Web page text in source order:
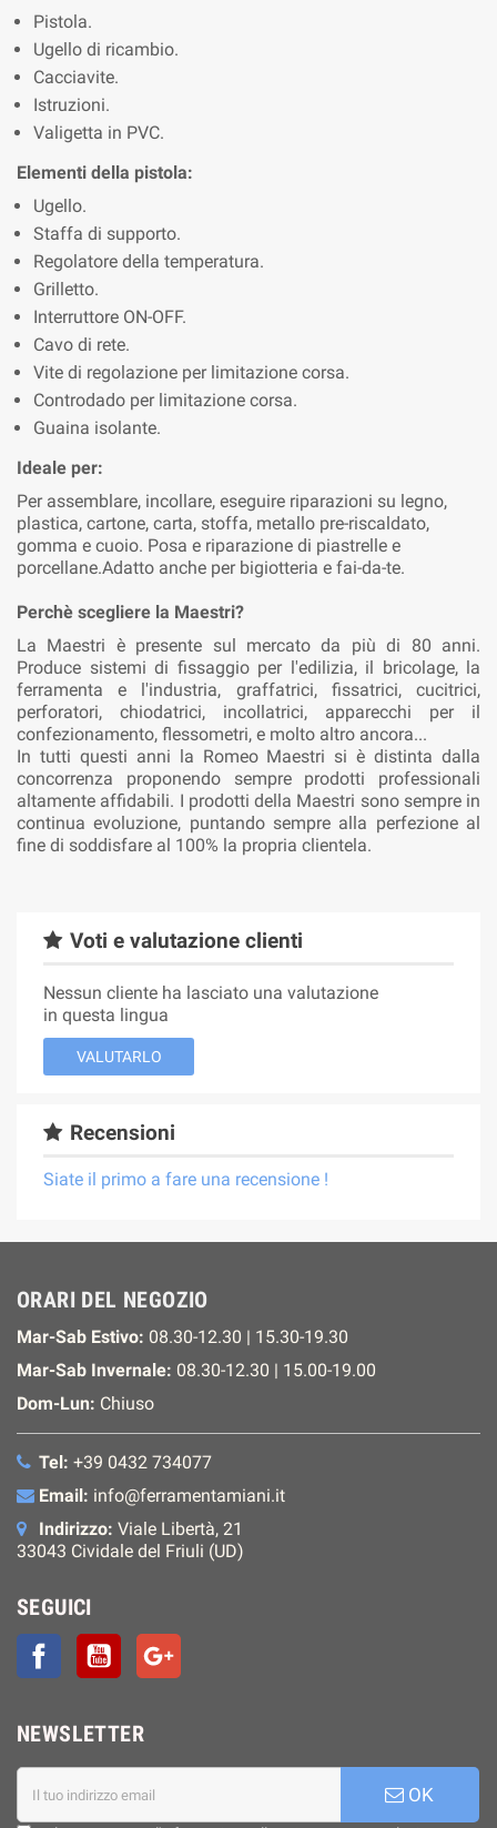
Pistola.
Ugello di ricambio.
Cacciavite.
Istruzioni.
Valigetta in PVC.
Elementi della pistola:
Ugello.
Staffa di supporto.
Regolatore della temperatura.
Grilletto.
Interruttore ON-OFF.
Cavo di rete.
Vite di regolazione per limitazione corsa.
Controdado per limitazione corsa.
Guaina isolante.
Ideale per:
Per assemblare, incollare, eseguire riparazioni su legno,
plastica, cartone, carta, stoffa, metallo pre-riscaldato,
gomma e cuoio. Posa e riparazione di piastrelle e
porcellane.Adatto anche per bigiotteria e fai-da-te.
Perchè scegliere la Maestri?
La Maestri è presente sul mercato da più di 80 anni.
Produce sistemi di fissaggio per l'edilizia, il bricolage, la
ferramenta e l'industria, graffatrici, fissatrici, cucitrici,
perforatori, chiodatrici, incollatrici, apparecchi per il
confezionamento, flessometri, e molto altro ancora...
In tutti questi anni la Romeo Maestri si è distinta dalla
concorrenza proponendo sempre prodotti professionali
altamente affidabili. I prodotti della Maestri sono sempre in
continua evoluzione, puntando sempre alla perfezione al
fine di soddisfare al 100% la propria clientela.
Voti e valutazione clienti
Nessun cliente ha lasciato una valutazione
in questa lingua
VALUTARLO
Recensioni
Siate il primo a fare una recensione !
ORARI DEL NEGOZIO
Mar-Sab Estivo: 08.30-12.30 | 15.30-19.30
Mar-Sab Invernale: 08.30-12.30 | 15.00-19.00
Dom-Lun: Chiuso
Tel: +39 0432 734077
Email: info@ferramentamiani.it
Indirizzo: Viale Libertà, 21
33043 Cividale del Friuli (UD)
SEGUICI
FacebookYouTube
NEWSLETTER
OK